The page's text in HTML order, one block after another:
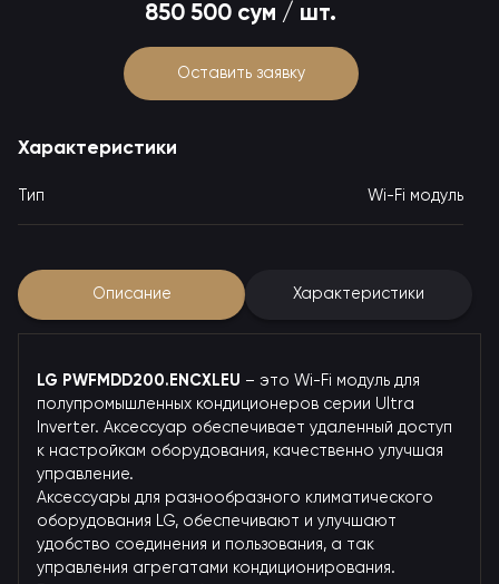
850 500 сум / шт.
Оставить заявку
Характеристики
Тип Wi-Fi модуль
Описание Характеристики
LG PWFMDD200.ENCXLEU – это Wi-Fi модуль для
полупромышленных кондиционеров серии Ultra
Inverter. Аксессуар обеспечивает удаленный доступ
к настройкам оборудования, качественно улучшая
управление.
Аксессуары для разнообразного климатического
оборудования LG, обеспечивают и улучшают
удобство соединения и пользования, а так
управления агрегатами кондиционирования.